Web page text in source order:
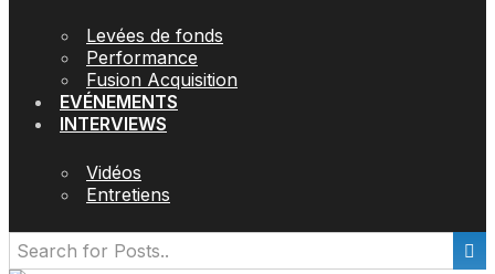
Levées de fonds
Performance
Fusion Acquisition
EVÉNEMENTS
INTERVIEWS
Vidéos
Entretiens